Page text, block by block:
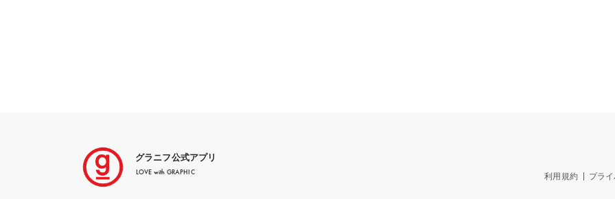
グラニフ公式アプリ
LOVE with GRAPHIC 利用規約 プラ